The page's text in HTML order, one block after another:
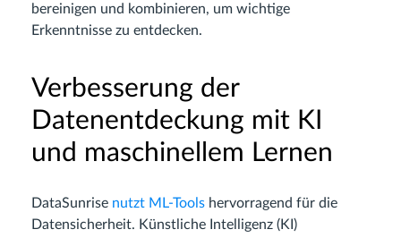
bereinigen und kombinieren, um wichtige
Erkenntnisse zu entdecken.
Verbesserung der
Datenentdeckung mit KI
und maschinellem Lernen
DataSunrise nutzt ML-Tools hervorragend für die
Datensicherheit. Künstliche Intelligenz (KI)